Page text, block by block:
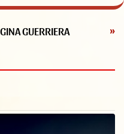
GUERRIERA »